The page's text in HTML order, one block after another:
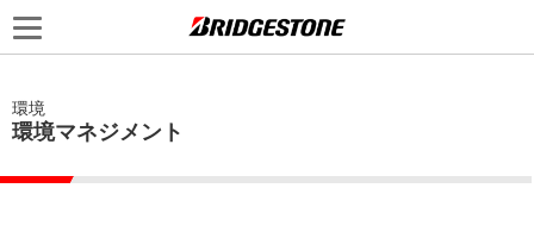
環境
環境マネジメント